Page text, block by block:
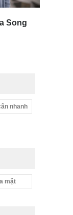
Song
nhanh
mặt